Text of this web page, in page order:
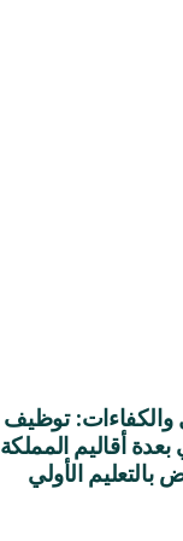
والكفاءات: توظيف
بعدة أقاليم المملكة
بالتعليم الأولي